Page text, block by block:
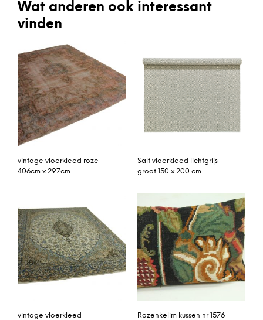
Wat anderen ook interessant
vinden
vintage vloerkleed roze
406cm x 297cm
Salt vloerkleed lichtgrijs
groot 150 x 200 cm.
vintage vloerkleed
Rozenkelim kussen nr 1576